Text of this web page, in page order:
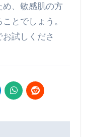
め、敏感肌の方
とでしょう。
試しくださ